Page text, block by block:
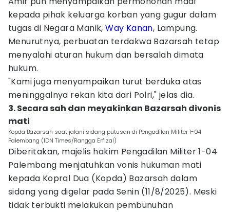
kepada pihak keluarga korban yang gugur dalam
tugas di Negara Manik,Way Kanan, Lampung.
Menurutnya, perbuatan terdakwa Bazarsah tetap
menyalahi aturan hukum dan bersalah dimata
hukum.
"Kami juga menyampaikan turut berduka atas
meninggalnya rekan kita dari Polri," jelas dia.
3. Secara sah dan meyakinkan Bazarsah divonis
mati
Kopda Bazarsah saat jalani sidang putusan di Pengadilan Militer 1-04
Palembang (IDN Times/Rangga Erfizal)
Diberitakan, majelis hakim Pengadilan Militer 1-04
Palembang menjatuhkan vonis hukuman mati
kepada Kopral Dua (Kopda) Bazarsah dalam
sidang yang digelar pada Senin (11/8/2025). Meski
tidak terbukti melakukan pembunuhan